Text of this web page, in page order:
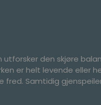
utforsker den skjøre
er helt levende eller
fred. Samtidig